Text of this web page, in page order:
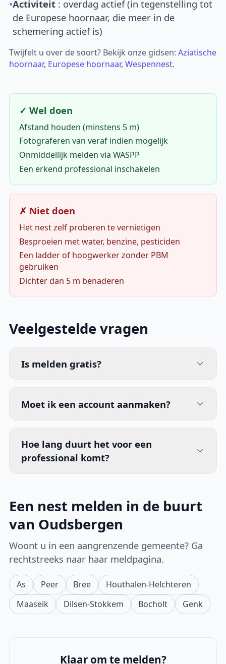
•Activiteit : overdag actief (in tegenstelling tot
de Europese hoornaar, die meer in de
schemering actief is)
Twijfelt u over de soort? Bekijk onze gidsen:Aziatische
hoornaar, Europese hoornaar,Wespennest.
✓ Wel doen
Afstand houden (minstens 5 m)
Fotograferen van veraf indien mogelijk
Onmiddellijk melden via WASPP
Een erkend professional inschakelen
✗ Niet doen
Het nest zelf proberen te vernietigen
Besproeien met water, benzine, pesticiden
Een ladder of hoogwerker zonder PBM
gebruiken
Dichter dan 5 m benaderen
Veelgestelde vragen
Is melden gratis?
Moet ik een account aanmaken?
Hoe lang duurt het voor een
professional komt?
Een nest melden in de buurt
van Oudsbergen
Woont u in een aangrenzende gemeente? Ga
rechtstreeks naar haar meldpagina.
As Peer Bree
Houthalen-Helchteren
Maaseik
Dilsen-Stokkem Bocholt Genk
Klaar om te melden?